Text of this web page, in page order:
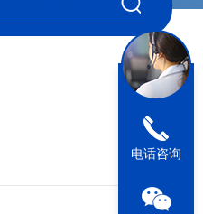
电话咨询